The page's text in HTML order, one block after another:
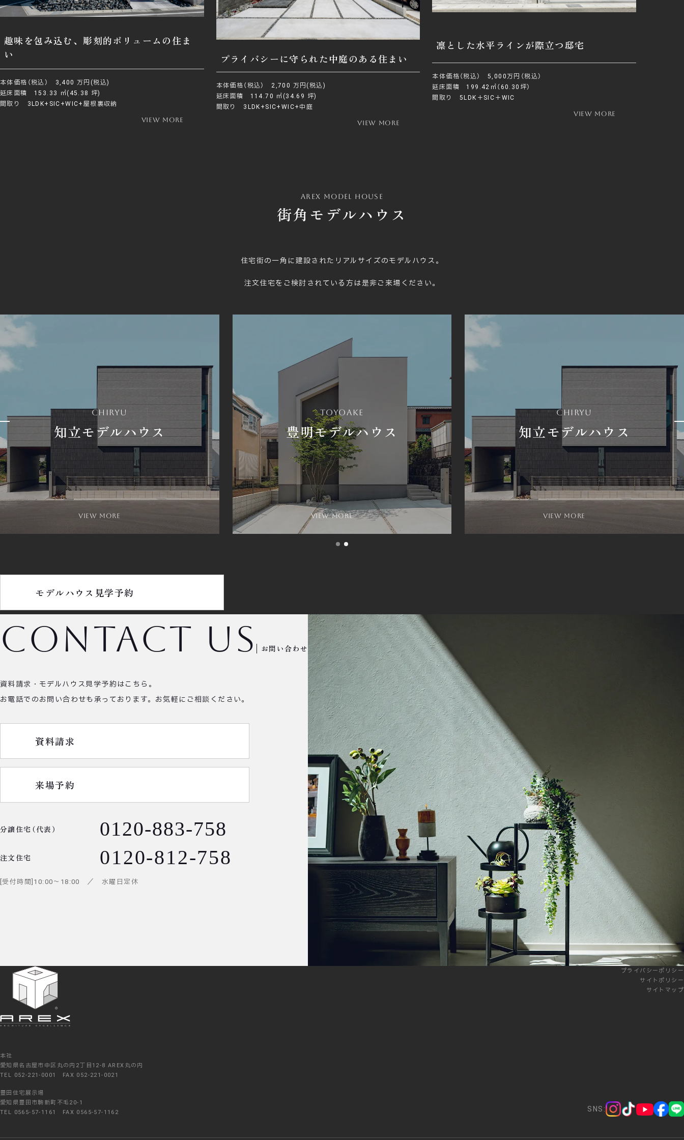
趣味を包み込む、彫刻的ボリュームの住ま
い
本体価格（税込） 3,400 万円(税込)
延床面積 153.33 ㎡(45.38 坪)
間取り 3LDK+SIC+WIC+屋根裏収納
view more
プライバシーに守られた中庭のある住まい
本体価格（税込） 2,700 万円(税込)
延床面積 114.70 ㎡(34.69 坪)
間取り 3LDK+SIC+WIC+中庭
view more
凛とした水平ラインが際立つ邸宅
本体価格（税込） 5,000万円（税込）
延床面積 199.42㎡（60.30坪）
間取り 5LDK＋SIC＋WIC
view more
街角モデルハウス
arex model house
住宅街の一角に建設された リアルサイズのモデルハウス。
注文住宅をご検討されている方は是非ご来場ください。
chiryu
知立モデルハウス
view more
toyoake
豊明モデルハウス
view more
chiryu
知立モデルハウス
view more
モデルハウス見学予約
お問い合わせ
contact us
資料請求・モデルハウス見学予約はこちら。
お電話でのお問い合わせも承っております。 お気軽にご相談ください。
資料請求
来場予約
分譲住宅（代表） 0120-883-758
注文住宅 0120-812-758
受付時間 10:00 ～ 18:00 ／ 水曜日定休
本社
愛知県名古屋市中区丸の内2丁目12-8 AREX丸の内
TEL 052-221-0001 FAX 052-221-0021
豊田住宅展示場
愛知県豊田市駒新町不毛20-1
TEL 0565-57-1161 FAX 0565-57-1162
プライバシーポリシー
サイトポリシー
サイトマップ
SNS